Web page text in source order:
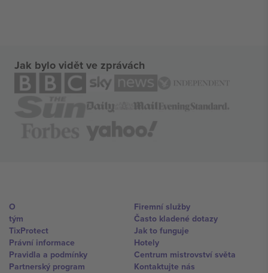
Jak bylo vidět ve zprávách
O
tým
TixProtect
Právní informace
Pravidla a podmínky
Partnerský program
Firemní služby
Často kladené dotazy
Jak to funguje
Hotely
Centrum mistrovství světa
Kontaktujte nás